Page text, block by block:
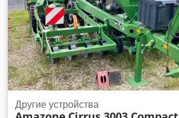
Другие устройства